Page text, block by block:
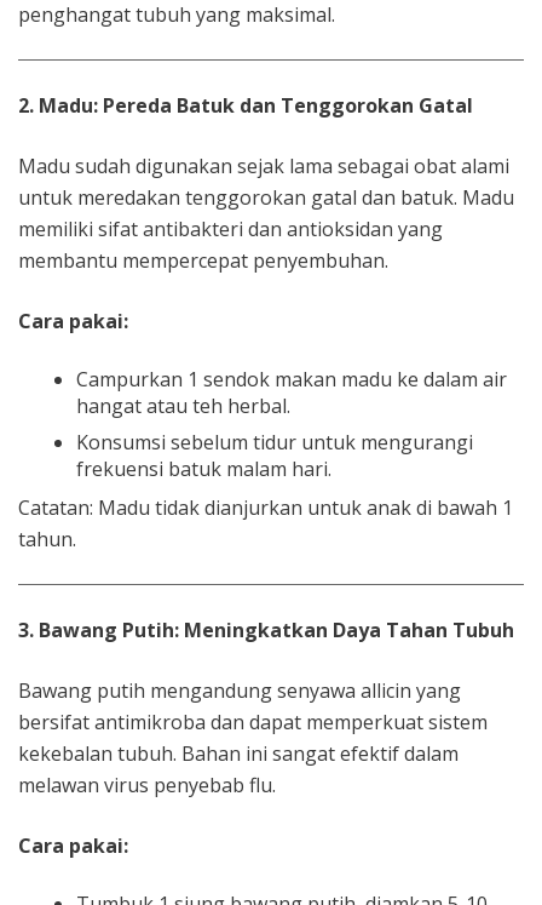
penghangat tubuh yang maksimal.
2. Madu: Pereda Batuk dan Tenggorokan Gatal
Madu sudah digunakan sejak lama sebagai obat alami
untuk meredakan tenggorokan gatal dan batuk. Madu
memiliki sifat antibakteri dan antioksidan yang
membantu mempercepat penyembuhan.
Cara pakai:
Campurkan 1 sendok makan madu ke dalam air
hangat atau teh herbal.
Konsumsi sebelum tidur untuk mengurangi
frekuensi batuk malam hari.
Catatan: Madu tidak dianjurkan untuk anak di bawah 1
tahun.
3. Bawang Putih: Meningkatkan Daya Tahan Tubuh
Bawang putih mengandung senyawa allicin yang
bersifat antimikroba dan dapat memperkuat sistem
kekebalan tubuh. Bahan ini sangat efektif dalam
melawan virus penyebab flu.
Cara pakai: